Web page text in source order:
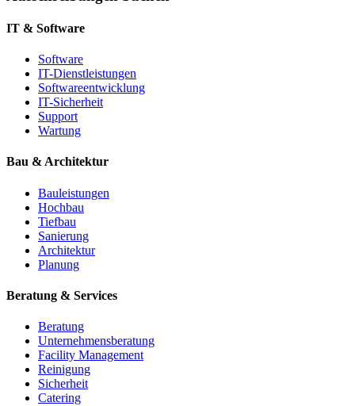
IT & Software
Software
IT-Dienstleistungen
Softwareentwicklung
IT-Sicherheit
Support
Wartung
Bau & Architektur
Bauleistungen
Hochbau
Tiefbau
Sanierung
Architektur
Planung
Beratung & Services
Beratung
Unternehmensberatung
Facility Management
Reinigung
Sicherheit
Catering